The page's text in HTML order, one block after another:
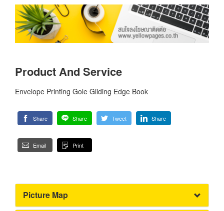
Product And Service
Envelope Printing Gole Gliding Edge Book
Share Share Tweet Share
Email Print
Picture Map